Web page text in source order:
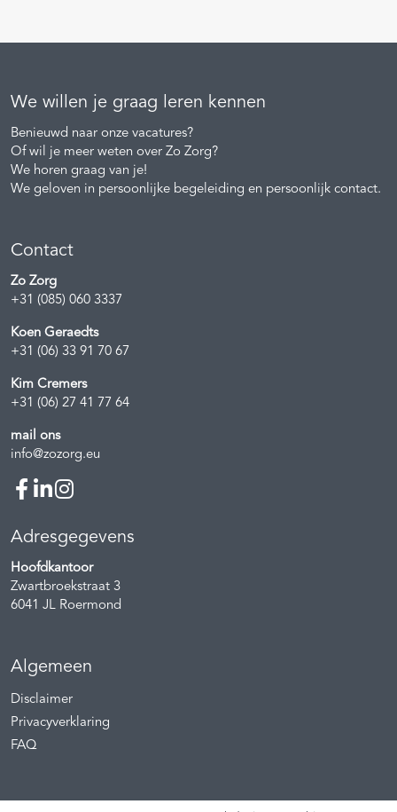
We willen je graag leren kennen
Benieuwd naar onze vacatures?
Of wil je meer weten over Zo Zorg?
We horen graag van je!
We geloven in persoonlijke begeleiding en persoonlijk contact.
Contact
Zo Zorg
+31 (085) 060 3337
Koen Geraedts
+31 (06) 33 91 70 67
Kim Cremers
+31 (06) 27 41 77 64
mail ons
info@zozorg.eu
Adresgegevens
Hoofdkantoor
Zwartbroekstraat 3
6041 JL Roermond
Algemeen
Disclaimer
Privacyverklaring
FAQ